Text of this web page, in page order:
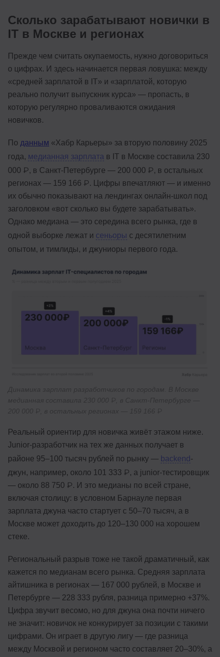
Сколько зарабатывают новички в
IT в Москве и регионах
Прежде чем считать окупаемость, нужно договориться
о цифрах. И здесь начинается первая ловушка: между
«средней зарплатой в IT» и «зарплатой, которую
реально получит выпускник курса» — пропасть, в
которую регулярно проваливаются ожидания
новичков.
По данным «Хабр Карьеры» за вторую половину 2025
года, медианная зарплата в IT в Москве составила 230
000 ₽, в Санкт-Петербурге — 200 000 ₽, в остальных
регионах — 159 166 ₽. Цифры впечатляют — и именно
их обычно показывают на лендингах онлайн-школ под
заголовком «вот сколько вы будете зарабатывать».
Однако медиана — это середина всего рынка, где в
одной выборке лежат и сеньоры с десятилетним
опытом, и тимлиды, и джуниоры первого года.
Реальный ориентир для новичка живёт этажом ниже.
Junior-разработчик на тех же данных получает в
районе 95–100 тысяч рублей по рынку — backend -
джун, например, около 101 333 ₽, а junior-тестировщик
— около 88 750 ₽. И это медианы по всей стране,
включая столицу: в условном Барнауле первая
зарплата джуна часто стартует с 50–70 тысяч, а в
Москве может доходить до 120–130 000 на хорошем
стеке.
Региональный разрыв тоже не такой драматичный, как
кажется по медианам всего рынка. Средняя зарплата
айтишника в регионах — 167 000 рублей, в Москве и
Петербурге — 228 333 рубля, разница примерно +37%.
Цифра звучит весомо, но для джуна она почти ничего
не значит: новичок не конкурирует за позиции с такими
цифрами. Он играет в другую лигу — где разница
между Москвой и регионом часто составляет 20–30%, а